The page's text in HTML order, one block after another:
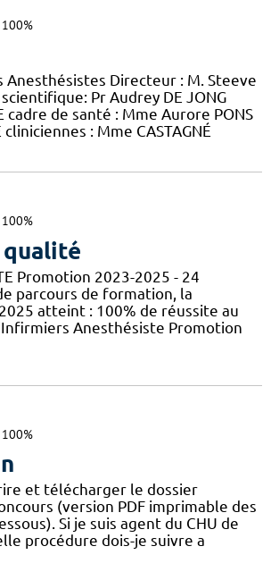
100%
Anesthésistes Directeur : M. Steeve
Pr Audrey DE JONG
cadre de santé : Mme Aurore PONS
: Mme CASTAGNÉ
100%
qualité
Promotion 2023-2025 - 24
parcours de formation, la
atteint : 100% de réussite au
Anesthésiste Promotion
100%
et télécharger le dossier
(version PDF imprimable des
Si je suis agent du CHU de
procédure dois-je suivre a